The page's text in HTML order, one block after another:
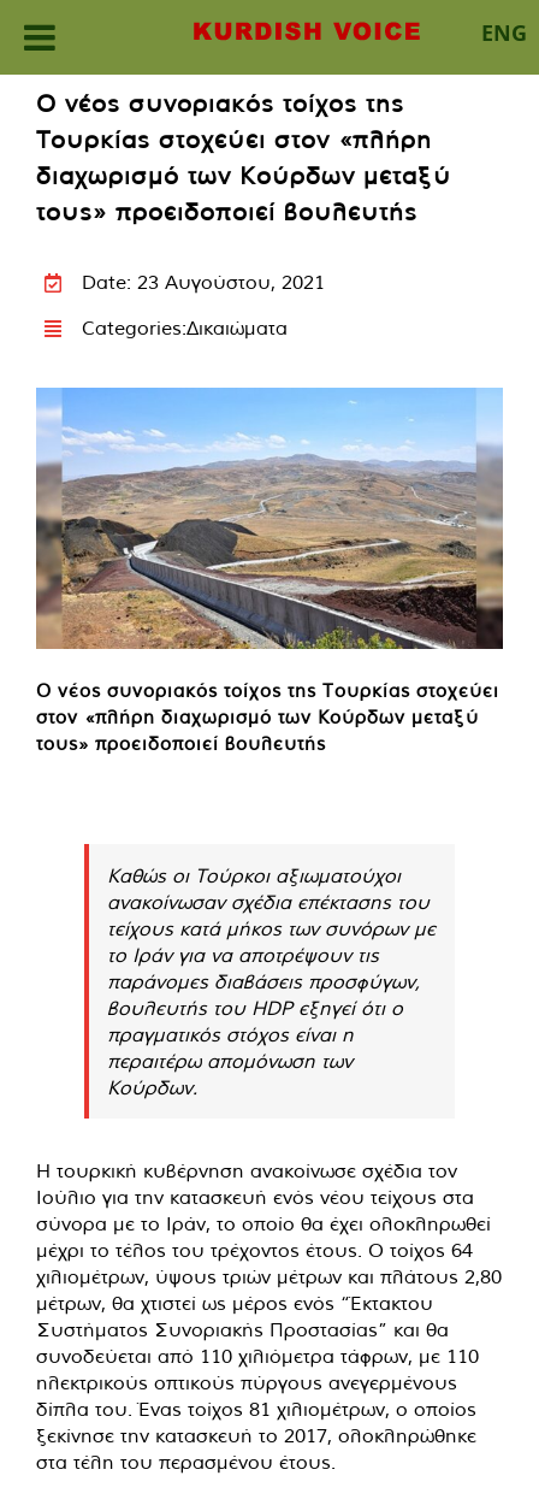
ENG
content
Ο νέος συνοριακός τοίχος της
Τουρκίας στοχεύει στον «πλήρη
διαχωρισμό των Κούρδων μεταξύ
τους» προειδοποιεί βουλευτής
Date: 23 Αυγούστου, 2021
Categories:Δικαιώματα
Ο νέος συνοριακός τοίχος της Τουρκίας στοχεύει
στον «πλήρη διαχωρισμό των Κούρδων μεταξύ
τους» προειδοποιεί βουλευτής
Καθώς οι Τούρκοι αξιωματούχοι
ανακοίνωσαν σχέδια επέκτασης του
τείχους κατά μήκος των συνόρων με
το Ιράν για να αποτρέψουν τις
παράνομες διαβάσεις προσφύγων,
βουλευτής του HDP εξηγεί ότι ο
πραγματικός στόχος είναι η
περαιτέρω απομόνωση των
Κούρδων.
Η τουρκική κυβέρνηση ανακοίνωσε σχέδια τον
Ιούλιο για την κατασκευή ενός νέου τείχους στα
σύνορα με το Ιράν, το οποίο θα έχει ολοκληρωθεί
μέχρι το τέλος του τρέχοντος έτους. Ο τοίχος 64
χιλιομέτρων, ύψους τριών μέτρων και πλάτους 2,80
μέτρων, θα χτιστεί ως μέρος ενός “Έκτακτου
Συστήματος Συνοριακής Προστασίας” και θα
συνοδεύεται από 110 χιλιόμετρα τάφρων, με 110
ηλεκτρικούς οπτικούς πύργους ανεγερμένους
δίπλα του. Ένας τοίχος 81 χιλιομέτρων, ο οποίος
ξεκίνησε την κατασκευή το 2017, ολοκληρώθηκε
στα τέλη του περασμένου έτους.